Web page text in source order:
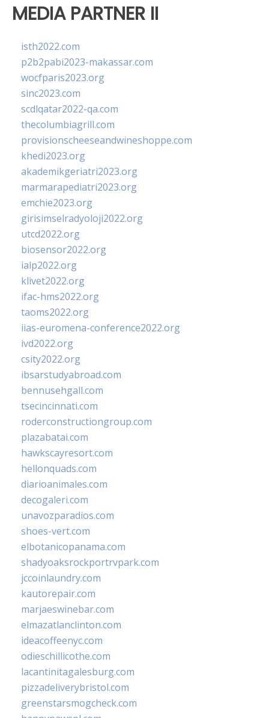
MEDIA PARTNER II
isth2022.com
p2b2pabi2023-makassar.com
wocfparis2023.org
sinc2023.com
scdlqatar2022-qa.com
thecolumbiagrill.com
provisionscheeseandwineshoppe.com
khedi2023.org
akademikgeriatri2023.org
marmarapediatri2023.org
emchie2023.org
girisimselradyoloji2022.org
utcd2022.org
biosensor2022.org
ialp2022.org
klivet2022.org
ifac-hms2022.org
taoms2022.org
iias-euromena-conference2022.org
ivd2022.org
csity2022.org
ibsarstudyabroad.com
bennusehgall.com
tsecincinnati.com
roderconstructiongroup.com
plazabatai.com
hawkscayresort.com
hellonquads.com
diarioanimales.com
decogaleri.com
unavozparadios.com
shoes-vert.com
elbotanicopanama.com
shadyoaksrockportrvpark.com
jccoinlaundry.com
kautorepair.com
marjaeswinebar.com
elmazatlanclinton.com
ideacoffeenyc.com
odieschillicothe.com
lacantinitagalesburg.com
pizzadeliverybristol.com
greenstarsmogcheck.com